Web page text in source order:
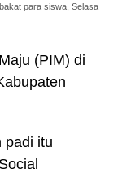
para siswa, Selasa
(PIM) di
padi itu